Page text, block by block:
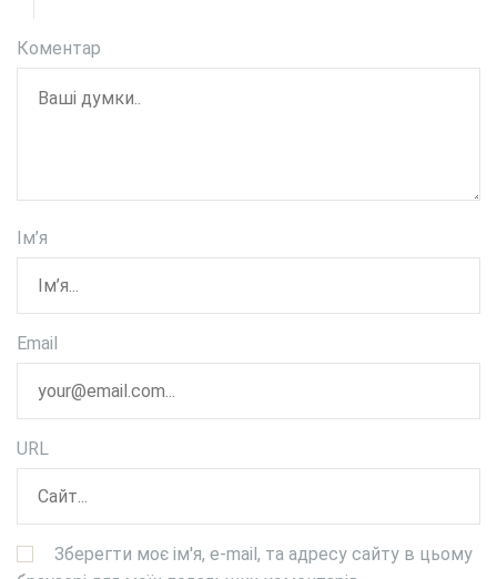
Коментар
Ім’я
Email
URL
Зберегти моє ім'я, e-mail, та адресу сайту в цьому